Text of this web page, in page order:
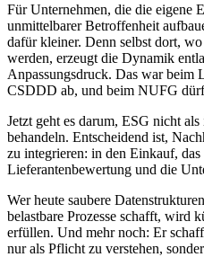
Für Unternehmen, die die eigene
unmittelbarer Betroffenheit
dafür kleiner. Denn selbst dort,
werden, erzeugt die Dynamik
Anpassungsdruck. Das war beim
CSDDD ab, und beim NUFG
Jetzt geht es darum, ESG nicht
behandeln. Entscheidend ist,
zu integrieren: in den Einkauf,
Lieferantenbewertung und die
Wer heute saubere
belastbare Prozesse schafft, wird
erfüllen. Und mehr noch: Er
nur als Pflicht zu verstehen,